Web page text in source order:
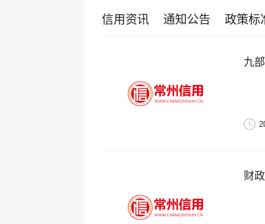
信用资讯 通知公告 政策标
九
财